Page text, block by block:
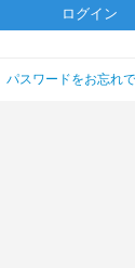
パスワードをお忘れ